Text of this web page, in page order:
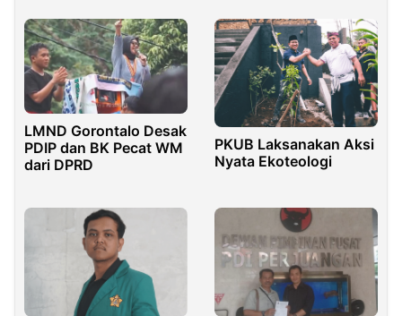
LMND Gorontalo Desak
PDIP dan BK Pecat WM
dari DPRD
PKUB Laksanakan Aksi
Nyata Ekoteologi